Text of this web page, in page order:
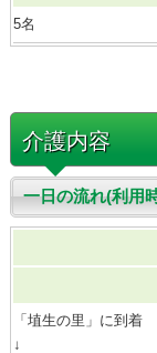
5名
介護内容
一日の流れ(利用
「埴生の里」に到着
↓